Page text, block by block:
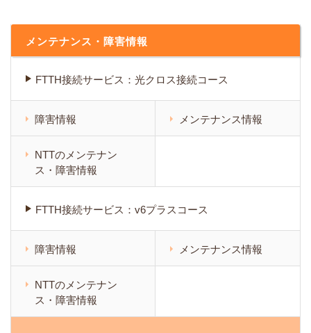
メンテナンス・障害情報
FTTH接続サービス：光クロス接続コース
障害情報 メンテナンス情報
NTTのメンテナン
ス・障害情報
FTTH接続サービス：v6プラスコース
障害情報 メンテナンス情報
NTTのメンテナン
ス・障害情報